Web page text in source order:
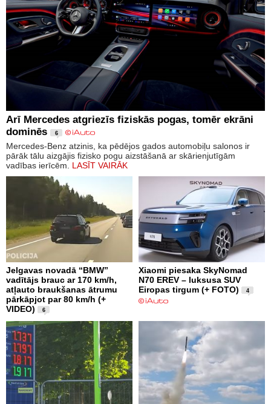
Arī Mercedes atgriezīs fiziskās pogas, tomēr ekrāni
dominēs
6
Mercedes-Benz atzinis, ka pēdējos gados automobiļu salonos ir
pārāk tālu aizgājis fizisko pogu aizstāšanā ar skārienjutīgām
vadības ierīcēm. LASĪT VAIRĀK
Jelgavas novadā “BMW”
vadītājs brauc ar 170 km/h,
atļauto braukšanas ātrumu
pārkāpjot par 80 km/h (+
VIDEO)
6
Xiaomi piesaka SkyNomad
N70 EREV – luksusa SUV
Eiropas tirgum (+ FOTO)
4